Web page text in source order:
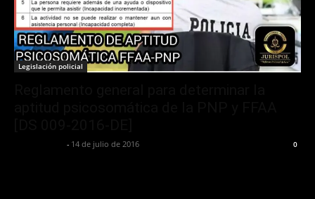
Legislación policial
- 14 de julio de 2016 0